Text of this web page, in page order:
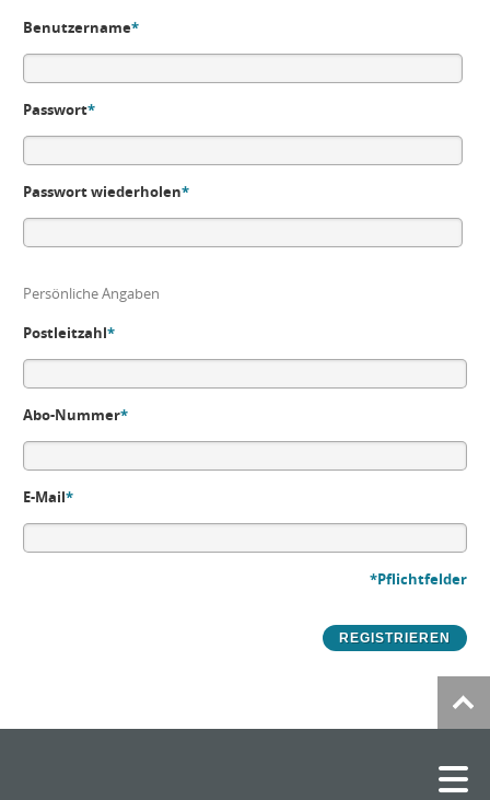
Benutzername*
Passwort*
Passwort wiederholen*
Persönliche Angaben
Postleitzahl*
Abo-Nummer*
E-Mail*
*Pflichtfelder